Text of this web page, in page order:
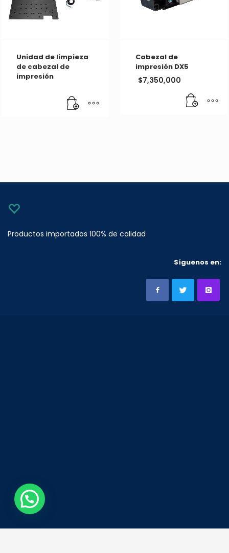
Unidad de limpieza
de cabezal de
impresión
Cabezal de
impresión DX5
$7,350,000
Productos importados 100% de calidad
Síguenos en: